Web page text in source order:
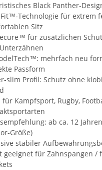
Black
für extrem
Sitz
für zusätzlichen
mehrfach neu
Passform
Profil: Schutz ohne
für Kampfsport, Rugby,
ab ca. 12 Jahren
stabiler
geeignet für Zahnspangen /